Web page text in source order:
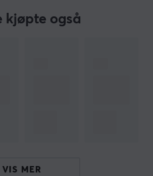
130 kg
kjøpte også
VIS MER